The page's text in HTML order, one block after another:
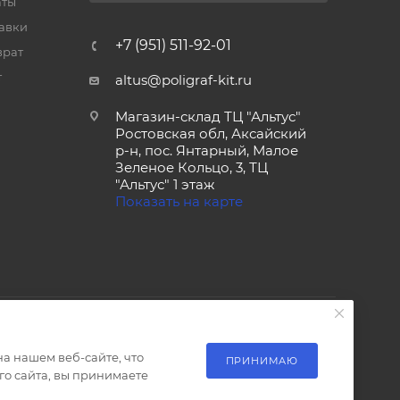
+7 (951) 511-92-01
altus@poligraf-kit.ru
Магазин-склад ТЦ "Альтус"
Ростовская обл, Аксайский
р-н, пос. Янтарный, Малое
Зеленое Кольцо, 3, ТЦ
"Альтус" 1 этаж
Показать на карте
нашем веб-сайте, что
сайта, вы принимаете
ПРИНИМАЮ